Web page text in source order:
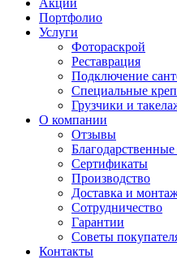
Акции
Портфолио
Услуги
Фотораскрой
Реставрация
Подключение
Специальные
Грузчики и
О компании
Отзывы
Сертификаты
Производство
Доставка и
Сотрудничество
Гарантии
Советы
Контакты